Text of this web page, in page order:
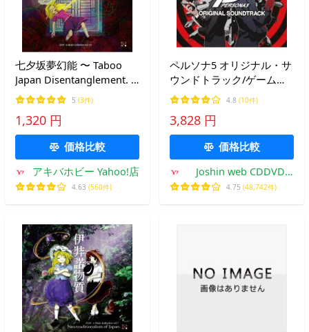
七夕坂夢幻能 〜 Taboo
Japan Disentanglement. /
上海アリス幻樂団
5 (3件)
1,320 円
価格比較
アキバホビー Yahoo!店
4.63 (560件)
ペルソナ5 オリジナル・サ
ウンドトラック/ゲーム・
ミュージック[CD]【返品種
別A】
4.8 (10件)
3,828 円
価格比較
Joshin web CDDVD
Yahoo!店
4.75 (48,742件)